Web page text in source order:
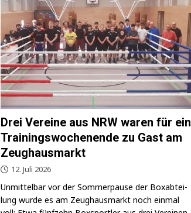
Drei Vereine aus NRW waren für ein
Trainingswochenende zu Gast am
Zeughausmarkt
12. Juli 2026
Unmit­tel­bar vor der Som­mer­pau­se der Box­ab­tei­
lung wur­de es am Zeug­haus­markt noch ein­mal